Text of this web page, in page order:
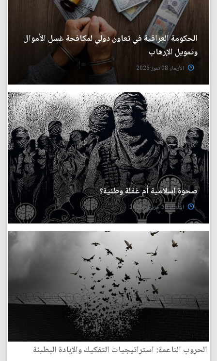
الحكومة العراقية في تعاون دولي لمكافحة غسل الأموال
وتمويل الإرهاب
الأربعاء 08 تموز 2026
صحوة إسلامية أم غفلة وطنية؟
الثلاثاء 30 حزيران 2026
الحروب الناعمة: استراتيجيات التفكيك والإبادة البطيئة